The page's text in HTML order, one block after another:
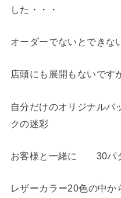
した・・・
オーダーでないとできな
店頭にも展開もないです
自分だけのオリジナル
クの迷彩
お客様と一緒に 30パ
レザーカラー20色の中か